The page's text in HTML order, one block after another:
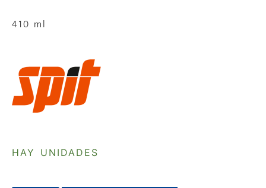
410 ml
HAY UNIDADES